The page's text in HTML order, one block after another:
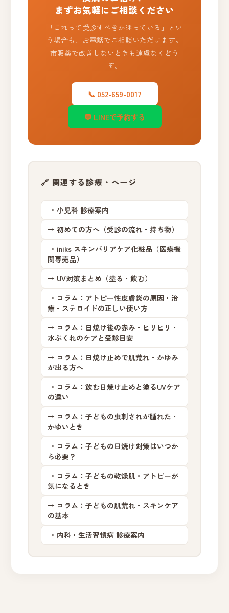
まずお気軽にご相談ください
「これって受診すべきか迷っている」とい
う場合も、お電話でご相談いただけます。
市販薬で改善しないときも遠慮なくどう
ぞ。
📞 052-659-0017
💬 LINEで予約する
🔗 関連する診療・ページ
→ 小児科 診療案内
→ 初めての方へ（受診の流れ・持ち物）
→ iniks スキンバリアケア化粧品（医療機
関専売品）
→ UV対策まとめ（塗る・飲む）
→ コラム：アトピー性皮膚炎の原因・治
療・ステロイドの正しい使い方
→ コラム：日焼け後の赤み・ヒリヒリ・
水ぶくれのケアと受診目安
→ コラム：日焼け止めで肌荒れ・かゆみ
が出る方へ
→ コラム：飲む日焼け止めと塗るUVケア
の違い
→ コラム：子どもの虫刺されが腫れた・
かゆいとき
→ コラム：子どもの日焼け対策はいつか
ら必要？
→ コラム：子どもの乾燥肌・アトピーが
気になるとき
→ コラム：子どもの肌荒れ・スキンケア
の基本
→ 内科・生活習慣病 診療案内